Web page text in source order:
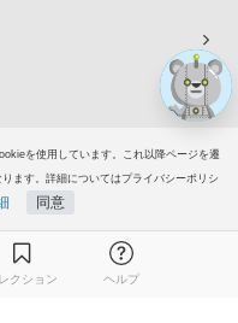
を使用しています。これ以降ページを遷
ます。詳細についてはプライバシーポリシ
同意
ご意見・ご要望
クション ヘルプ